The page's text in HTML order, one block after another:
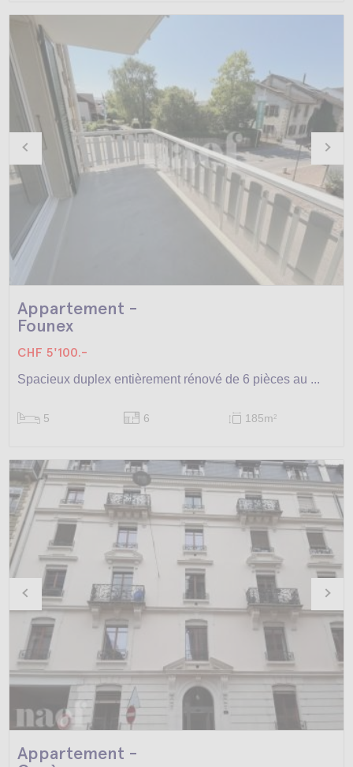
Appartement -
Founex
CHF 5'100.-
Spacieux duplex entièrement rénové de 6 pièces au ...
5 6 185m2
Appartement -